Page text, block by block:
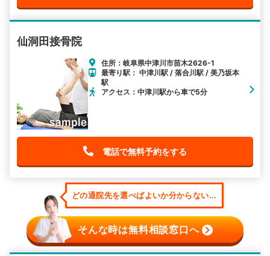
仙洞田接骨院
住所：岐阜県中津川市苗木2626-1
最寄り駅： 中津川駅 / 落合川駅 / 美乃坂本
駅
アクセス：中津川駅から車で5分
電話で無料予約をする
どの通院先を選べばよいか分からない...
そんな時は無料相談窓口へ